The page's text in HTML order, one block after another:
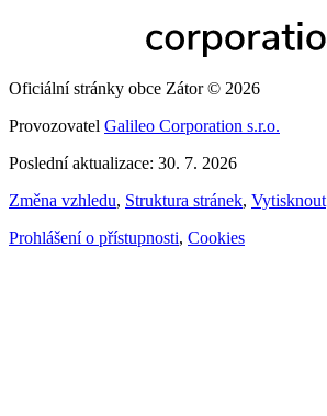
Oficiální stránky obce Zátor © 2026
Provozovatel Galileo Corporation s.r.o.
Poslední aktualizace: 30. 7. 2026
Změna vzhledu, Struktura stránek, Vytisknout
Prohlášení o přístupnosti, Cookies